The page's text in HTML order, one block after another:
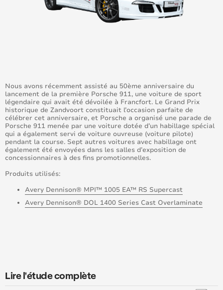
Nous avons récemment assisté au 50ème anniversaire du
lancement de la première Porsche 911, une voiture de sport
légendaire qui avait été dévoilée à Francfort. Le Grand Prix
historique de Zandvoort constituait l’occasion parfaite de
célébrer cet anniversaire, et Porsche a organisé une parade de
Porsche 911 menée par une voiture dotée d’un habillage spécial
qui a également servi de voiture ouvreuse (voiture pilote)
pendant la course. Sept autres voitures avec habillage ont
également été envoyées dans les salles d’exposition de
concessionnaires à des fins promotionnelles.
Produits utilisés:
Avery Dennison® MPI™ 1005 EA™ RS Supercast
Avery Dennison® DOL 1400 Series Cast Overlaminate
Lire l'étude complète
REACH